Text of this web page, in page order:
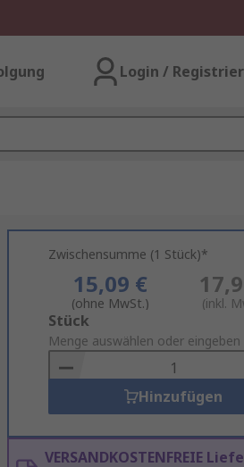
Login /
Zwischensumme (1 Stück)*
15,09 €
(ohne MwSt.) (inkl.
Add
to
Basket
Stück
Menge auswählen oder eingeben
Hinzufügen
VERSANDKOSTENFREIE